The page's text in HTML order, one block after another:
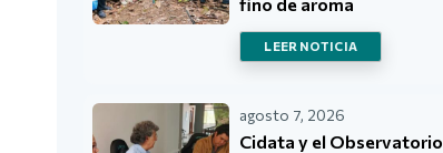
LEER NOTICIA
agosto 7, 2026
Cidata y el Observatorio